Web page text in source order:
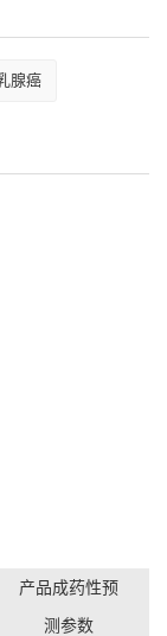
腺癌
产品成药性预
测参数